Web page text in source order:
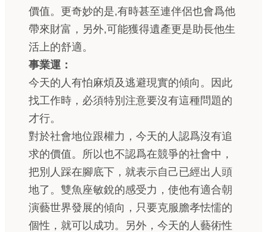
價值。更奇妙的是,有時甚至連伴侶也會爲他
帶來財富，另外,可能獲得遺產更是助長他生
活上的舒適。
事業運：
今天的人有怕麻煩及逃避現實的傾向。因此
找工作時，必須特別注意要沒有這種問題的
才行。
對於社會地位跟權力，今天的人認爲沒有追
求的價值。所以也不認爲在競爭的社會中，
把別人踩在腳底下，就表示自己已經出人頭
地了。雙魚座敏銳的感受力，使他有適合朝
演藝世界發展的傾向，只要克服膽孝怯懦的
個性，就可以成功。另外，今天的人藝術性